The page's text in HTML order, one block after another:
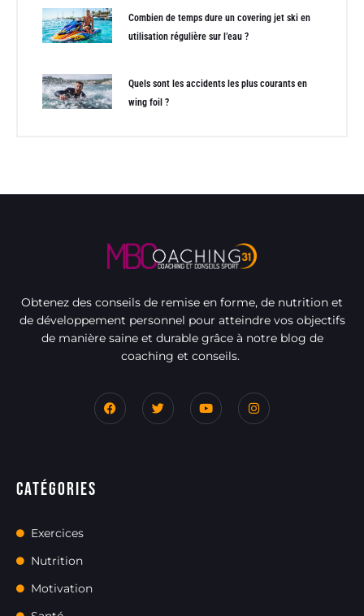
Combien de temps dure un covering jet ski en
utilisation régulière sur l’eau ?
Quels sont les accidents les plus courants en
wing foil ?
Obtenez des conseils de remise en forme, de nutrition et
de développement personnel pour atteindre vos objectifs
de manière saine et durable grâce à notre blog de
coaching et conseils.
Catégories
Exercices
Nutrition
Motivation